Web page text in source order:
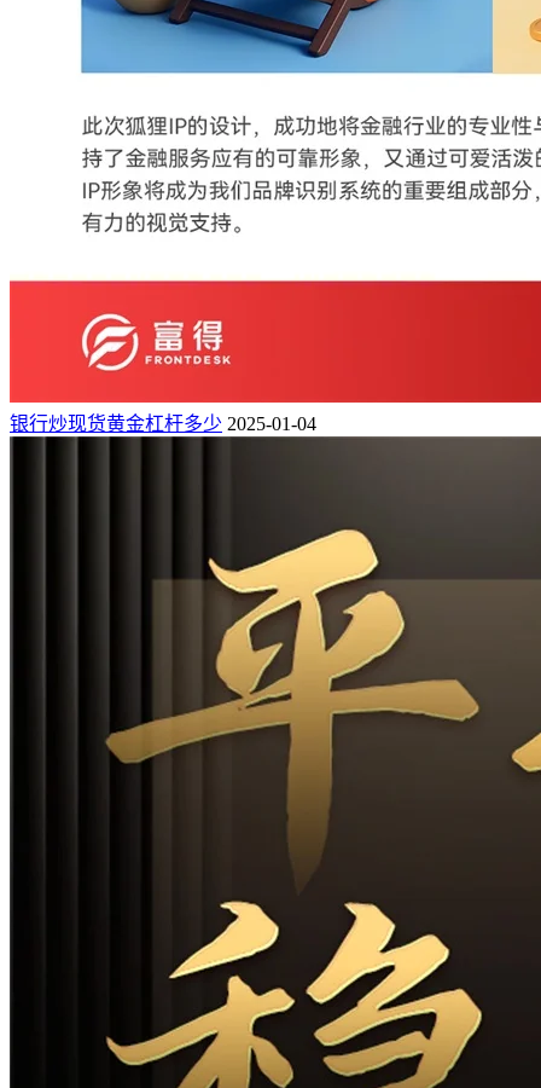
银行炒现货黄金杠杆多少 2025-01-04